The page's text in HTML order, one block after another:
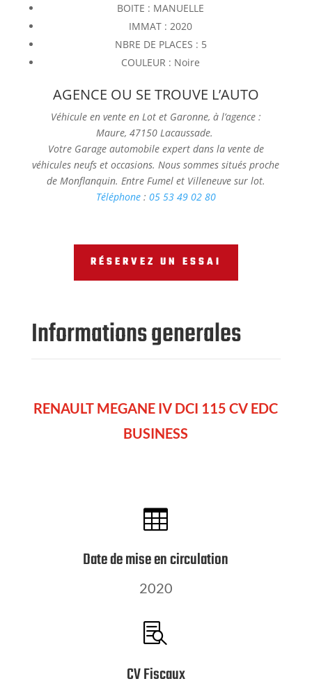
BOITE : MANUELLE
IMMAT : 2020
NBRE DE PLACES : 5
COULEUR : Noire
AGENCE OU SE TROUVE L’AUTO
Véhicule en vente en Lot et Garonne, à l’agence :
Maure, 47150 Lacaussade.
Votre Garage automobile expert dans la vente de
véhicules neufs et occasions. Nous sommes situés proche
de Monflanquin. Entre Fumel et Villeneuve sur lot.
Téléphone: 05 53 49 02 80
RÉSERVEZ UN ESSAI
Informations generales
RENAULT MEGANE IV DCI 115 CV EDC
BUSINESS

Date de mise en circulation
2020

CV Fiscaux